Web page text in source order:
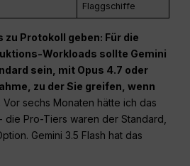
Flaggschiffe
Protokoll geben: Für die
Workloads sollte Gemini
sein, mit Opus 4.7 oder
zu der Sie greifen, wenn
Vor sechs Monaten hätte ich das
die Pro-Tiers waren der Standard,
Gemini 3.5 Flash hat das